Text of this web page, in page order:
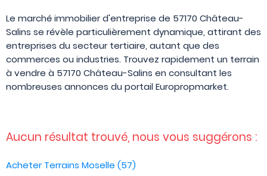
Le marché immobilier d'entreprise de 57170 Château-
Salins se révèle particulièrement dynamique, attirant des
entreprises du secteur tertiaire, autant que des
commerces ou industries. Trouvez rapidement un terrain
à vendre à 57170 Château-Salins en consultant les
nombreuses annonces du portail Europropmarket.
Aucun résultat trouvé, nous vous suggérons :
Acheter Terrains Moselle (57)